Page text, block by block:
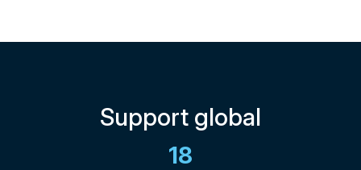
Support global
18